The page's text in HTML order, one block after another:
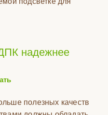
надежнее
полезных качеств